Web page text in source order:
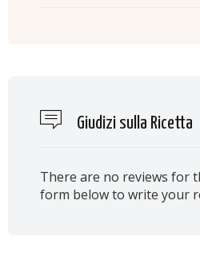
Giudizi sulla Ricetta
There are no reviews for
form below to write your